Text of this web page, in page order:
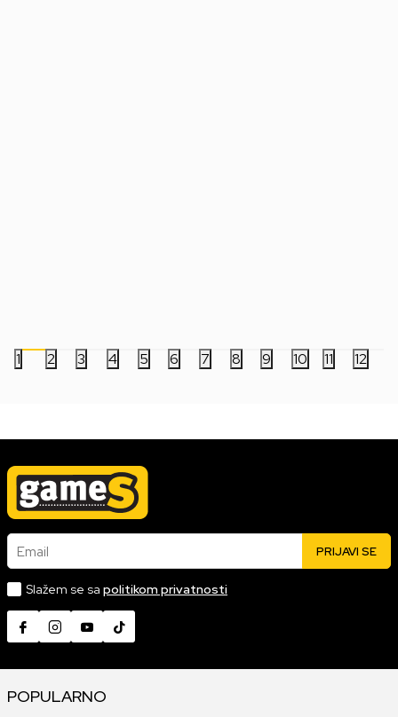
1 2 3 4 5 6 7 8 9 10 11 12
Email PRIJAVI SE
Slažem se sa politikom privatnosti
POPULARNO